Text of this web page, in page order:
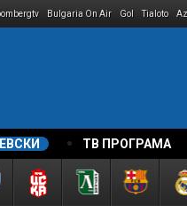
Bulgaria On Air Gol Tialoto
ТВ ПРОГРАМА